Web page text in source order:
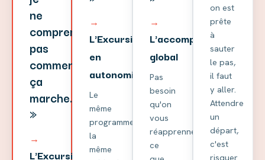
ne
comprends
pas
comment
ça
marche.
»
→
L'Excursion,
→
L'Excursion
en
autonomie
Le
même
programme,
la
même
→
L'accompagnement
global
Pas
besoin
qu'on
vous
réapprenne
ce
on est
prête
à
sauter
le pas,
il faut
y aller.
Attendre
un
départ,
c'est
risquer